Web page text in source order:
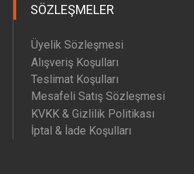
SÖZLEŞMELER
Üyelik Sözleşmesi
Alışveriş Koşulları
Teslimat Koşulları
Mesafeli Satış Sözleşmesi
KVKK & Gizlilik Politikası
İptal & İade Koşulları